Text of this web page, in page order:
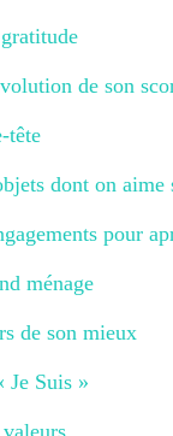
de son
tête
dont on aime
pour
ménage
de son mieux
Je Suis »